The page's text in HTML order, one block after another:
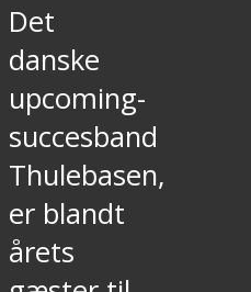
Det
danske
upcoming-
succesband
Thulebasen,
er blandt
årets